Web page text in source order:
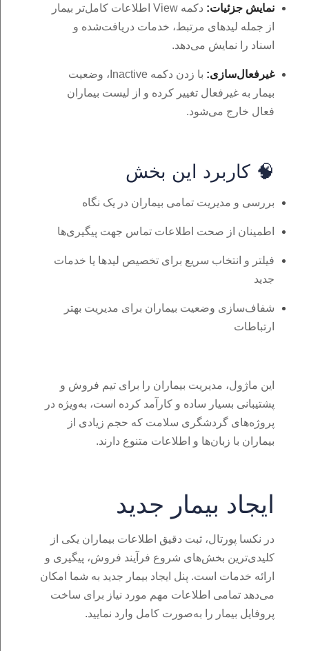
نمایش جزئیات:
دکمه View اطلاعات کامل‌تر بیمار
از جمله لیدهای مرتبط، خدمات دریافت‌شده و
اسناد را نمایش می‌دهد.
غیرفعال‌سازی:
با زدن دکمه Inactive، وضعیت
بیمار به غیرفعال تغییر کرده و از لیست بیماران
فعال خارج می‌شود.
🧠 کاربرد این بخش
بررسی و مدیریت تمامی بیماران در یک نگاه
اطمینان از صحت اطلاعات تماس جهت پیگیری‌ها
فیلتر و انتخاب سریع برای تخصیص لیدها یا خدمات
جدید
شفاف‌سازی وضعیت بیماران برای مدیریت بهتر
ارتباطات
این ماژول، مدیریت بیماران را برای تیم فروش و
پشتیبانی بسیار ساده و کارآمد کرده است، به‌ویژه در
پروژه‌های گردشگری سلامت که حجم زیادی از
بیماران با زبان‌ها و اطلاعات متنوع دارند.
ایجاد بیمار جدید
در نکسا پورتال، ثبت دقیق اطلاعات بیماران یکی از
کلیدی‌ترین بخش‌های شروع فرآیند فروش، پیگیری و
ارائه خدمات است. پنل ایجاد بیمار جدید به شما امکان
می‌دهد تمامی اطلاعات مهم مورد نیاز برای ساخت
پروفایل بیمار را به‌صورت کامل وارد نمایید.